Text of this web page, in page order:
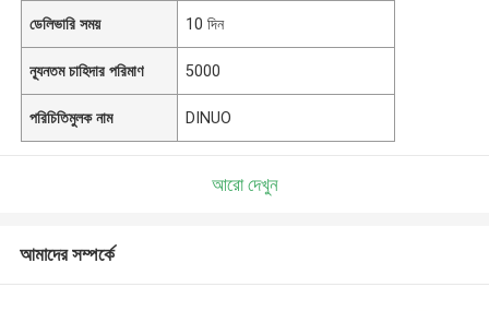
ডেলিভারি সময় 10 দিন
ন্যূনতম চাহিদার পরিমাণ 5000
পরিচিতিমুলক নাম DINUO
আরো দেখুন
আমাদের সম্পর্কে